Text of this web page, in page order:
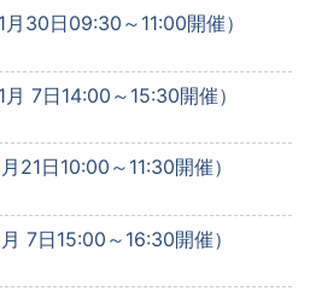
30日09:30～11:00開催）
7日14:00～15:30開催）
21日10:00～11:30開催）
7日15:00～16:30開催）